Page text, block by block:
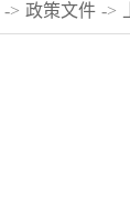
-> 政策文件 ->